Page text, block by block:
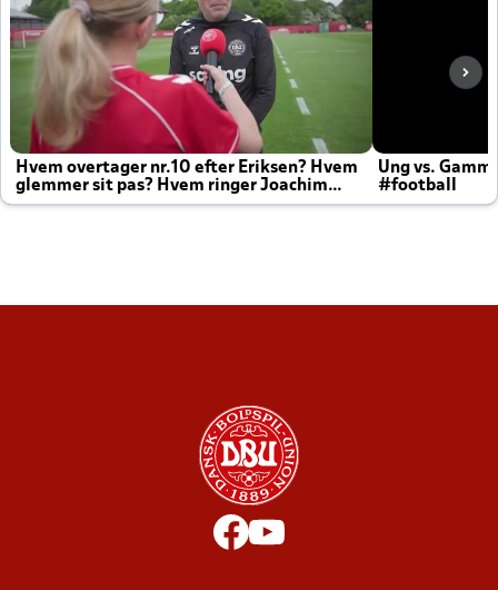
Hvem overtager nr.10 efter Eriksen? Hvem
glemmer sit pas? Hvem ringer Joachim
altid til efter kampe?
Ung vs.
#football